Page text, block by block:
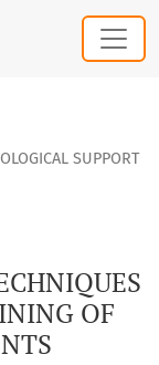
SUPPORT
OF